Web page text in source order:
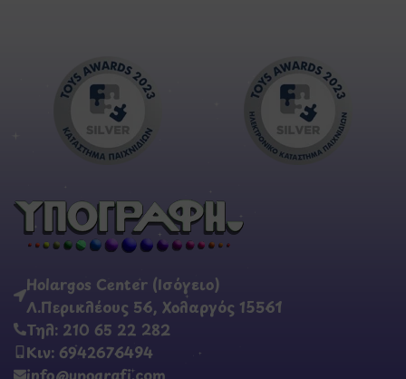
Holargos Center (Ισόγειο)
Λ.Περικλέους 56, Χολαργός 15561
Τηλ: 210 65 22 282
Κιν: 6942676494
info@ypografi.com